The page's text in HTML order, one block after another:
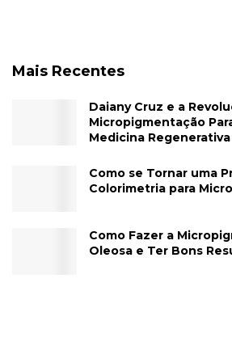
Mais Recentes
Daiany Cruz e a
Micropigmentação
Medicina Regenerativa
Como se Tornar uma
Colorimetria para
Como Fazer a
Oleosa e Ter Bons